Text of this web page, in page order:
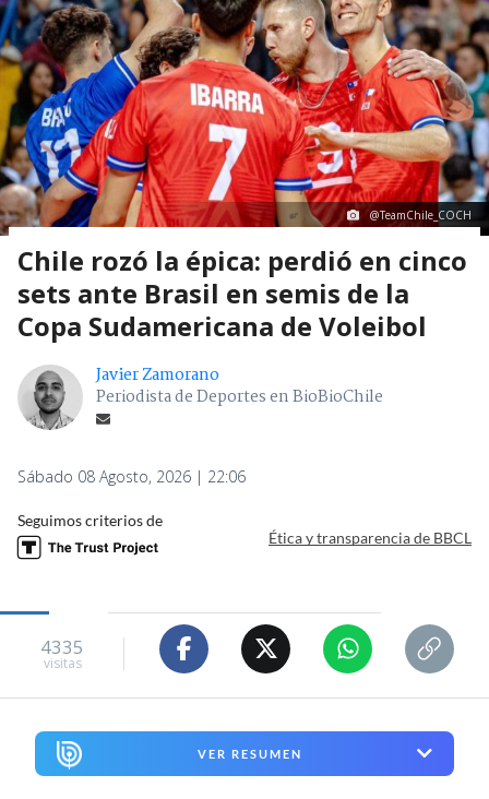
@TeamChile_COCH
Chile rozó la épica: perdió en cinco
sets ante Brasil en semis de la
Copa Sudamericana de Voleibol
Javier Zamorano
Periodista de Deportes en BioBioChile
Sábado 08 Agosto, 2026 | 22:06
Seguimos criterios de
Ética y transparencia de BBCL
4335
visitas
VER RESUMEN